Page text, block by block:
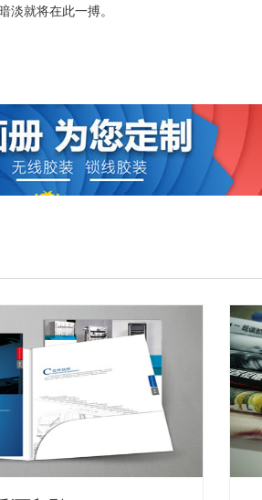
淡就将在此一搏。